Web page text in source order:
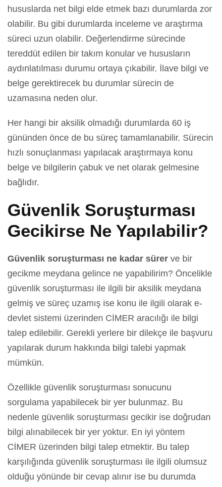
hususlarda net bilgi elde etmek bazı durumlarda zor
olabilir. Bu gibi durumlarda inceleme ve araştırma
süreci uzun olabilir. Değerlendirme sürecinde
tereddüt edilen bir takım konular ve hususların
aydınlatılması durumu ortaya çıkabilir. İlave bilgi ve
belge gerektirecek bu durumlar sürecin de
uzamasına neden olur.
Her hangi bir aksilik olmadığı durumlarda 60 iş
gününden önce de bu süreç tamamlanabilir. Sürecin
hızlı sonuçlanması yapılacak araştırmaya konu
belge ve bilgilerin çabuk ve net olarak gelmesine
bağlıdır.
Güvenlik Soruşturması
Gecikirse Ne Yapılabilir?
Güvenlik soruşturması ne kadar sürer ve bir
gecikme meydana gelince ne yapabilirim? Öncelikle
güvenlik soruşturması ile ilgili bir aksilik meydana
gelmiş ve süreç uzamış ise konu ile ilgili olarak e-
devlet sistemi üzerinden CİMER aracılığı ile bilgi
talep edilebilir. Gerekli yerlere bir dilekçe ile başvuru
yapılarak durum hakkında bilgi talebi yapmak
mümkün.
Özellikle güvenlik soruşturması sonucunu
sorgulama yapabilecek bir yer bulunmaz. Bu
nedenle güvenlik soruşturması gecikir ise doğrudan
bilgi alınabilecek bir yer yoktur. En iyi yöntem
CİMER üzerinden bilgi talep etmektir. Bu talep
karşılığında güvenlik soruşturması ile ilgili olumsuz
olduğu yönünde bir cevap alınır ise bu durumda